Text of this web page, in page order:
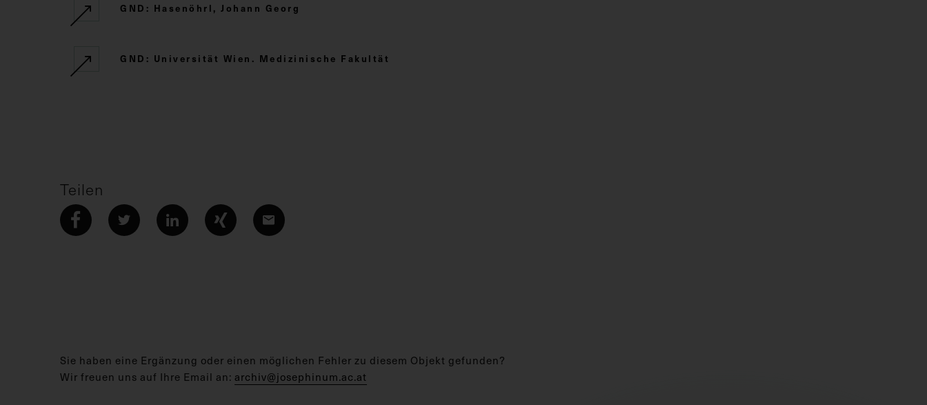
GND: Hasenöhrl, Johann Georg
GND: Universität Wien. Medizinische Fakultät
Teilen
Sie haben eine Ergänzung oder einen möglichen Fehler zu diesem Objekt gefunden?
Wir freuen uns auf Ihre Email an: archiv@josephinum.ac.at